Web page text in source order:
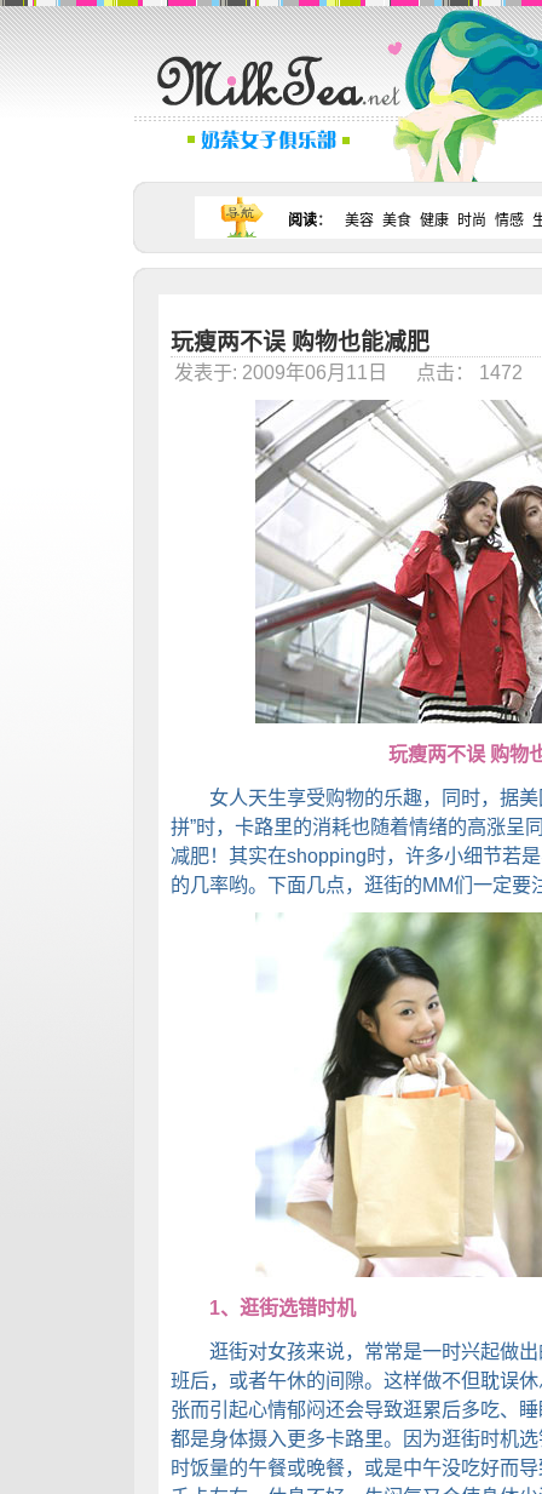
阅读： 美容 美食 健康 时尚 情感
玩瘦两不误 购物也能减肥
发表于: 2009年06月11日 点击： 1472
玩瘦两不误 购物
女人天生享受购物的乐趣，同时，据美
拼”时，卡路里的消耗也随着情绪的高涨呈
减肥！其实在shopping时，许多小细节若
的几率哟。下面几点，逛街的MM们一定要
1、逛街选错时机
逛街对女孩来说，常常是一时兴起做出
班后，或者午休的间隙。这样做不但耽误
张而引起心情郁闷还会导致逛累后多吃、
都是身体摄入更多卡路里。因为逛街时机
时饭量的午餐或晚餐，或是中午没吃好而